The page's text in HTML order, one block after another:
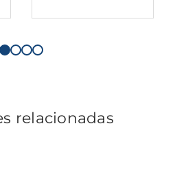
relacionadas